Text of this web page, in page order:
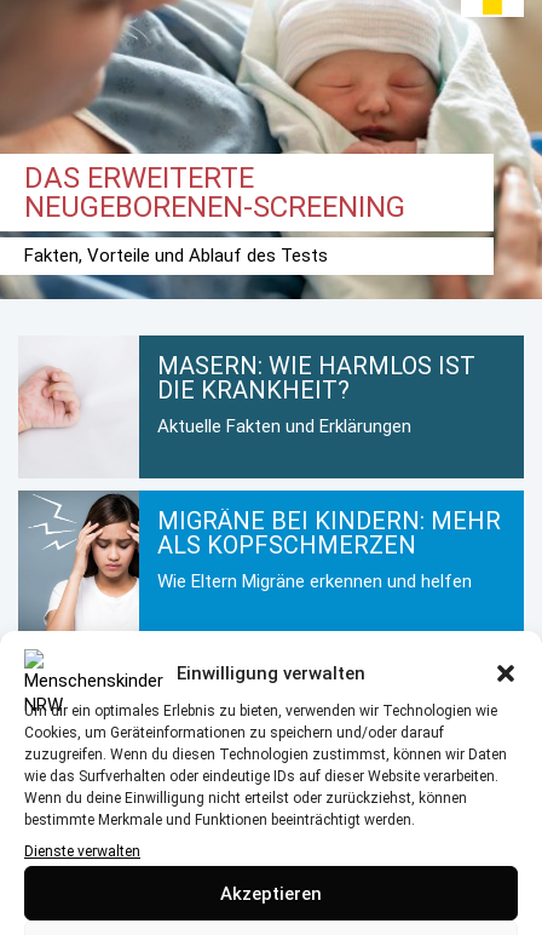
Einwilligung verwalten
Um dir ein optimales Erlebnis zu bieten, verwenden wir Technologien wie
Cookies, um Geräteinformationen zu speichern und/oder darauf
zuzugreifen. Wenn du diesen Technologien zustimmst, können wir Daten
wie das Surfverhalten oder eindeutige IDs auf dieser Website verarbeiten.
Wenn du deine Einwilligung nicht erteilst oder zurückziehst, können
bestimmte Merkmale und Funktionen beeinträchtigt werden.
Dienste verwalten
Akzeptieren
DAS ERWEITERTE
NEUGEBORENEN-SCREENING
Fakten, Vorteile und Ablauf des Tests
MASERN: WIE HARMLOS IST
DIE KRANKHEIT?
Aktuelle Fakten und Erklärungen
MIGRÄNE BEI KINDERN: MEHR
ALS KOPFSCHMERZEN
Wie Eltern Migräne erkennen und helfen
KINDERHAUT IM WINTER: SO
BLEIBT SIE GESUND UND
GEPFLEGT
Hautpflege für Kinder in der kalten
Jahreszeit
MEHR AUS DEM BEREICH